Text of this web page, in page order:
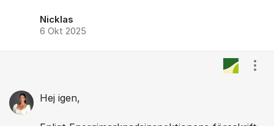
Nicklas
6 Okt 2025
Hej igen,